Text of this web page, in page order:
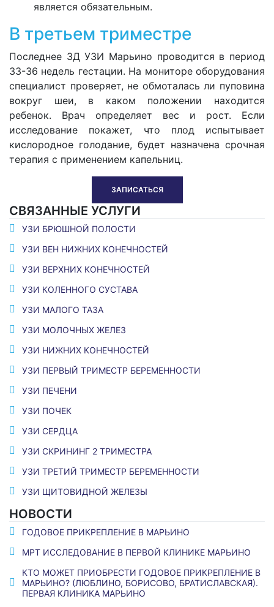
является обязательным.
В третьем триместре
Последнее 3Д УЗИ Марьино проводится в период
33-36 недель гестации. На мониторе оборудования
специалист проверяет, не обмоталась ли пуповина
вокруг шеи, в каком положении находится
ребенок. Врач определяет вес и рост. Если
исследование покажет, что плод испытывает
кислородное голодание, будет назначена срочная
терапия с применением капельниц.
ЗАПИСАТЬСЯ
СВЯЗАННЫЕ УСЛУГИ
УЗИ БРЮШНОЙ ПОЛОСТИ
УЗИ ВЕН НИЖНИХ КОНЕЧНОСТЕЙ
УЗИ ВЕРХНИХ КОНЕЧНОСТЕЙ
УЗИ КОЛЕННОГО СУСТАВА
УЗИ МАЛОГО ТАЗА
УЗИ МОЛОЧНЫХ ЖЕЛЕЗ
УЗИ НИЖНИХ КОНЕЧНОСТЕЙ
УЗИ ПЕРВЫЙ ТРИМЕСТР БЕРЕМЕННОСТИ
УЗИ ПЕЧЕНИ
УЗИ ПОЧЕК
УЗИ СЕРДЦА
УЗИ СКРИНИНГ 2 ТРИМЕСТРА
УЗИ ТРЕТИЙ ТРИМЕСТР БЕРЕМЕННОСТИ
УЗИ ЩИТОВИДНОЙ ЖЕЛЕЗЫ
НОВОСТИ
ГОДОВОЕ ПРИКРЕПЛЕНИЕ В МАРЬИНО
МРТ ИССЛЕДОВАНИЕ В ПЕРВОЙ КЛИНИКЕ МАРЬИНО
КТО МОЖЕТ ПРИОБРЕСТИ ГОДОВОЕ ПРИКРЕПЛЕНИЕ В
МАРЬИНО? (ЛЮБЛИНО, БОРИСОВО, БРАТИСЛАВСКАЯ).
ПЕРВАЯ КЛИНИКА МАРЬИНО